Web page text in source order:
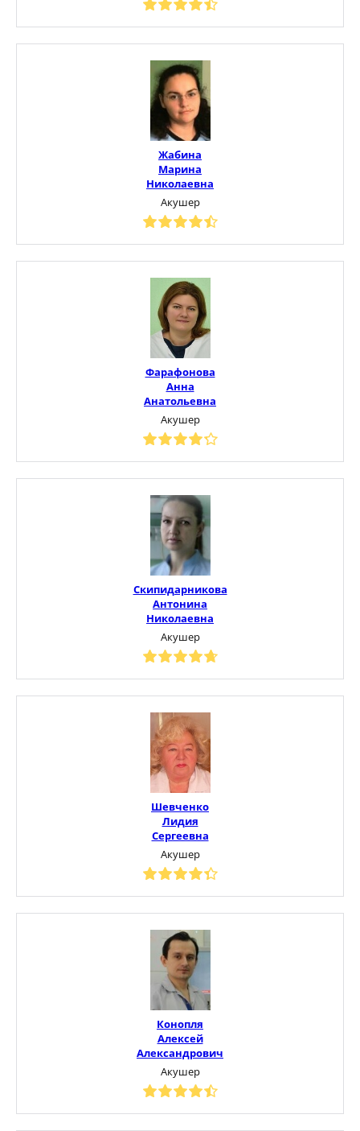
Жабина
Марина
Николаевна
Акушер
Фарафонова
Анна
Анатольевна
Акушер
Скипидарникова
Антонина
Николаевна
Акушер
Шевченко
Лидия
Сергеевна
Акушер
Конопля
Алексей
Александрович
Акушер